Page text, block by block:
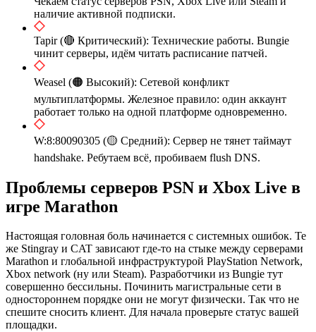
наличие активной подписки.
Tapir (🔴 Критический): Технические работы. Bungie
чинит серверы, идём читать расписание патчей.
Weasel (🟠 Высокий): Сетевой конфликт
мультиплатформы. Железное правило: один аккаунт
работает только на одной платформе одновременно.
W:8:80090305 (🟡 Средний): Сервер не тянет таймаут
handshake. Ребутаем всё, пробиваем flush DNS.
Проблемы серверов PSN и Xbox Live в
игре Marathon
Настоящая головная боль начинается с системных ошибок. Те
же Stingray и CAT зависают где-то на стыке между серверами
Marathon и глобальной инфраструктурой PlayStation Network,
Xbox network (ну или Steam). Разработчики из Bungie тут
совершенно бессильны. Починить магистральные сети в
одностороннем порядке они не могут физически. Так что не
спешите сносить клиент. Для начала проверьте статус вашей
площадки.